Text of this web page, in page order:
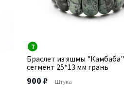
7
Браслет из яшмы "Камбаба"
сегмент 25*13 мм грань
900 ₽ Штука